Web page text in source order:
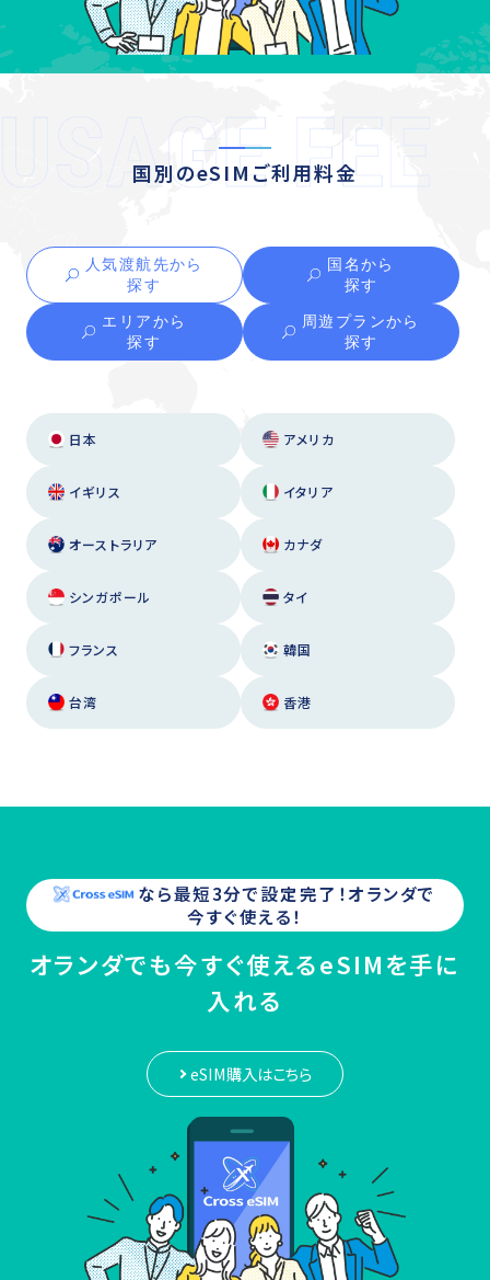
国別のeSIMご利用料金
人気渡航先から
探す
国名から
探す
エリアから
探す
周遊プランから
探す
日本 アメリカ
イギリス イタリア
オーストラリア カナダ
シンガポール タイ
フランス 韓国
台湾 香港
なら最短3分で設定完了！オランダで
今すぐ使える！
オランダでも今すぐ使えるeSIMを手に
入れる
eSIM購入はこちら